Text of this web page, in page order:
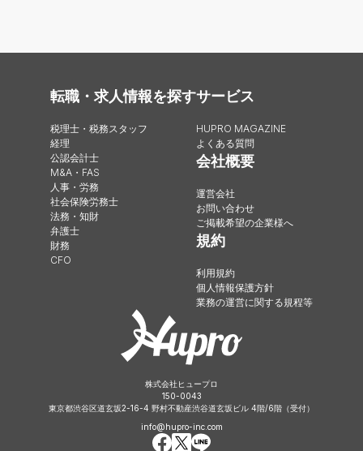
転職・求人情報を探す
税理士・税務スタッフ
経理
公認会計士
M&A・FAS
人事・労務
社会保険労務士
法務・知財
弁護士
財務
CFO
サービス
HUPRO MAGAZINE
よくある質問
会社概要
運営会社
お問い合わせ
ご掲載希望の企業様へ
規約
利用規約
個人情報保護方針
業務の運営に関する規程等
株式会社ヒュープロ
150-0043
東京都渋谷区道玄坂2-16-4 野村不動産渋谷道玄坂ビル 4階/6階（受付）
info@hupro-inc.com